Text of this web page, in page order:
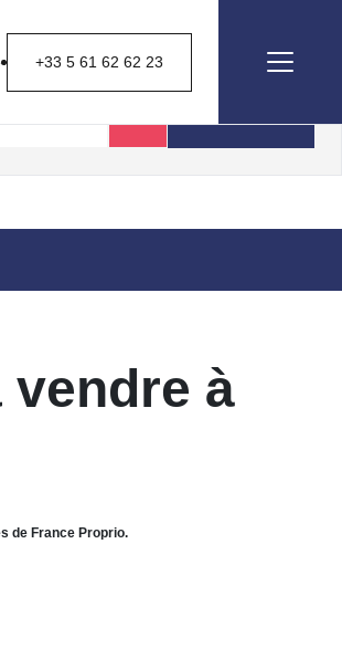
+33 5 61 62 62 23
vendre à
de France Proprio.